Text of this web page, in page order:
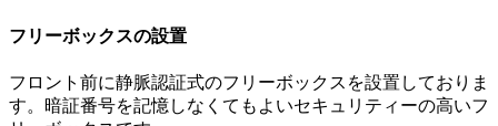
フリーボックスの設置
フロント前に静脈認証式のフリーボックスを設置しておりま
す。暗証番号を記憶しなくてもよいセキュリティーの高いフ